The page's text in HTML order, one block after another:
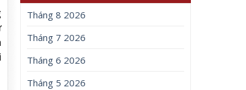
Tháng 8 2026
Tháng 7 2026
Tháng 6 2026
Tháng 5 2026